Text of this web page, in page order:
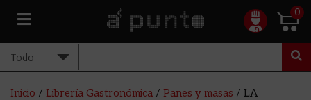
0
Inicio / Librería Gastronómica / Panes y masas / LA